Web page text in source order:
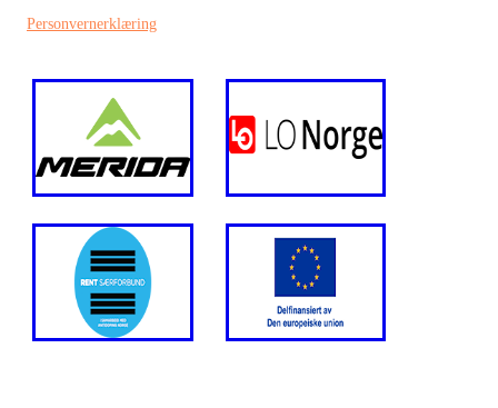
Personvernerklæring